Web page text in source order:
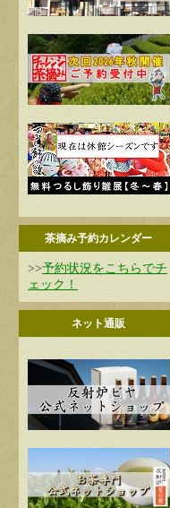
茶摘み予約カレンダー
>>予約状況をこちらでチ
ェック！
ネット通販